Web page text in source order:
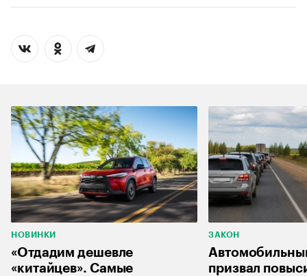
НОВИНКИ
«Отдадим дешевле
«китайцев». Самые
ЗАКОН
призвал